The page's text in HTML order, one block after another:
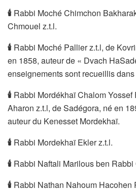
🕯 Rabbi Moché Chimchon
Chmouel z.t.l.
🕯 Rabbi Moché Pallier z.t.l, de
en 1858, auteur de « Dvach
enseignements sont recueillis dans
🕯 Rabbi Mordékhaï Chalom Yossef
Aharon z.t.l, de Sadégora, né en
auteur du Kenesset Mordekhaï.
🕯 Rabbi Mordekhaï Ekler z.t.l.
🕯 Rabbi Naftali Marilous ben Rabbi
🕯 Rabbi Nathan Nahoum Hacohen